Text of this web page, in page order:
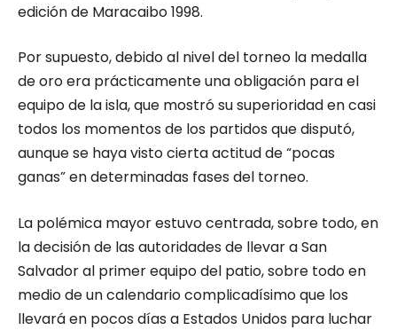
edición de Maracaibo 1998.
Por supuesto, debido al nivel del torneo la medalla
de oro era prácticamente una obligación para el
equipo de la isla, que mostró su superioridad en casi
todos los momentos de los partidos que disputó,
aunque se haya visto cierta actitud de “pocas
ganas” en determinadas fases del torneo.
La polémica mayor estuvo centrada, sobre todo, en
la decisión de las autoridades de llevar a San
Salvador al primer equipo del patio, sobre todo en
medio de un calendario complicadísimo que los
llevará en pocos días a Estados Unidos para luchar